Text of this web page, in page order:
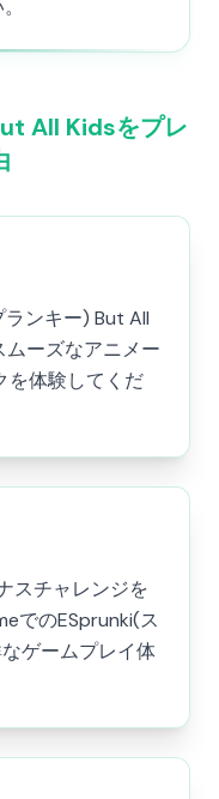
All Kidsをプレ
ンキー) But All
ーズなアニメー
を体験してくだ
スチャレンジを
でのESprunki(ス
ゲームプレイ体